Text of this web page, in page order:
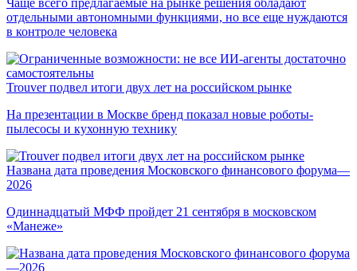
Чаще всего предлагаемые на рынке решения обладают
отдельными автономными функциями, но все еще нуждаются
в контроле человека
Trouver подвел итоги двух лет на российском рынке
На презентации в Москве бренд показал новые роботы-
пылесосы и кухонную технику
Названа дата проведения Московского финансового форума—
2026
Одиннадцатый МФФ пройдет 21 сентября в московском
«Манеже»